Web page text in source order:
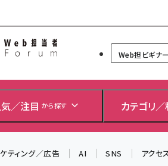
Web担当者Forum
Web担ビギナー
／注目 から探す カテゴリ
ティング／広告 AI SNS アクセ
＼ 8月27日
生成AIをマー
るセミナー
2026」開催！
▼申し込み